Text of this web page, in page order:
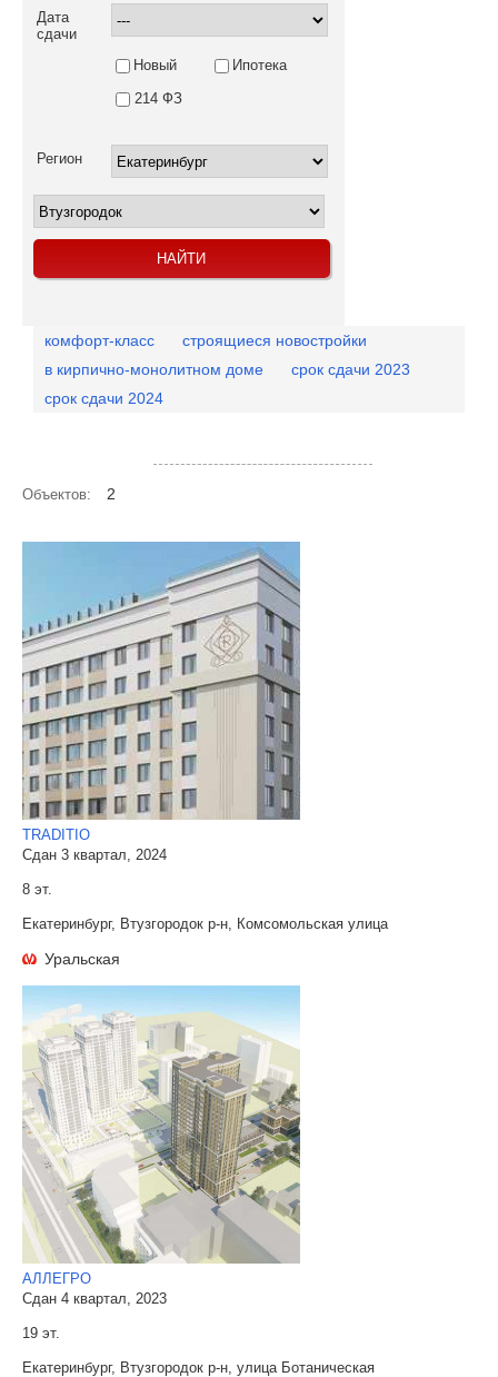
Дата
сдачи
Новый
Ипотека
214 ФЗ
Регион
комфорт-класс
строящиеся новостройки
в кирпично-монолитном доме
срок сдачи 2023
срок сдачи 2024
Объектов: 2
TRADITIO
Сдан 3 квартал, 2024
8 эт.
Екатеринбург, Втузгородок р-н, Комсомольская улица
Уральская
АЛЛЕГРО
Сдан 4 квартал, 2023
19 эт.
Екатеринбург, Втузгородок р-н, улица Ботаническая